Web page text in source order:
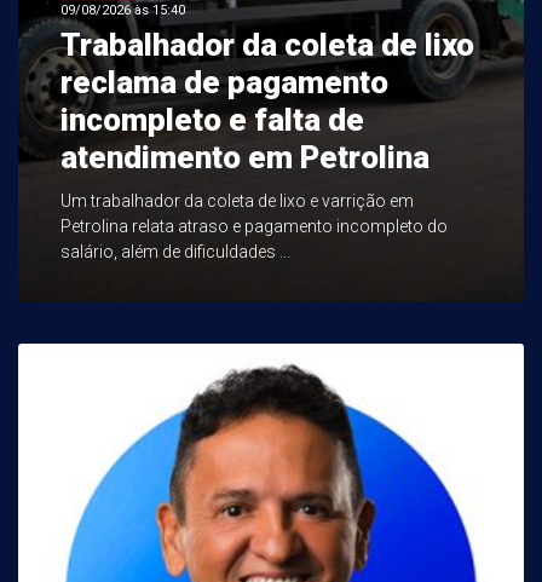
09/08/2026 às 15:40
Trabalhador da coleta de lixo
reclama de pagamento
incompleto e falta de
atendimento em Petrolina
Um trabalhador da coleta de lixo e varrição em
Petrolina relata atraso e pagamento incompleto do
salário, além de dificuldades ...